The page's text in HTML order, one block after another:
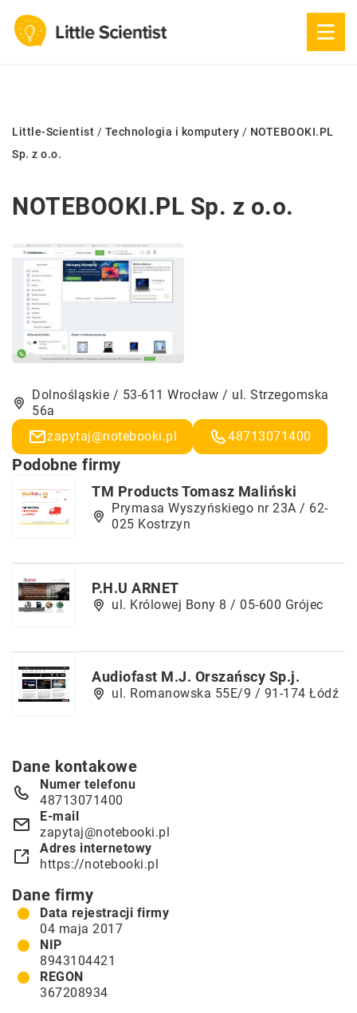
Little-Scientist / Technologia i komputery / NOTEBOOKI.PL
Sp. z o.o.
NOTEBOOKI.PL Sp. z o.o.
Dolnośląskie / 53-611 Wrocław / ul. Strzegomska
56a
zapytaj@notebooki.pl
48713071400
Podobne firmy
TM Products Tomasz Maliński
Prymasa Wyszyńskiego nr 23A / 62-
025 Kostrzyn
P.H.U ARNET
ul. Królowej Bony 8 / 05-600 Grójec
Audiofast M.J. Orszańscy Sp.j.
ul. Romanowska 55E/9 / 91-174 Łódź
Dane kontakowe
Numer telefonu
48713071400
E-mail
zapytaj@notebooki.pl
Adres internetowy
https://notebooki.pl
Dane firmy
Data rejestracji firmy
04 maja 2017
NIP
8943104421
REGON
367208934